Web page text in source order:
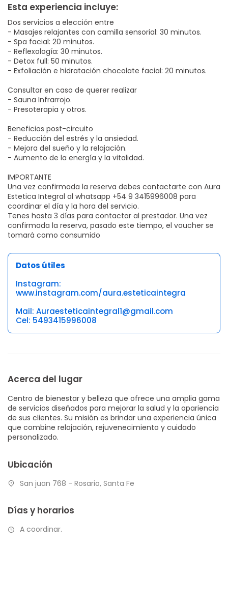
Esta experiencia incluye:
Dos servicios a elección entre
- Masajes relajantes con camilla sensorial: 30 minutos.
- Spa facial: 20 minutos.
- Reflexología: 30 minutos.
- Detox full: 50 minutos.
- Exfoliación e hidratación chocolate facial: 20 minutos.
Consultar en caso de querer realizar
- Sauna Infrarrojo.
- Presoterapia y otros.
Beneficios post-circuito
- Reducción del estrés y la ansiedad.
- Mejora del sueño y la relajación.
- Aumento de la energía y la vitalidad.
IMPORTANTE
Una vez confirmada la reserva debes contactarte con Aura
Estetica Integral al whatsapp +54 9 3415996008 para
coordinar el día y la hora del servicio.
Tenes hasta 3 días para contactar al prestador. Una vez
confirmada la reserva, pasado este tiempo, el voucher se
tomará como consumido
Datos útiles
Instagram:
www.instagram.com/aura.esteticaintegra
Mail: Auraesteticaintegral1@gmail.com
Cel: 5493415996008
Acerca del lugar
Centro de bienestar y belleza que ofrece una amplia gama
de servicios diseñados para mejorar la salud y la apariencia
de sus clientes. Su misión es brindar una experiencia única
que combine relajación, rejuvenecimiento y cuidado
personalizado.
Ubicación
San juan 768 - Rosario, Santa Fe
Días y horarios
A coordinar.